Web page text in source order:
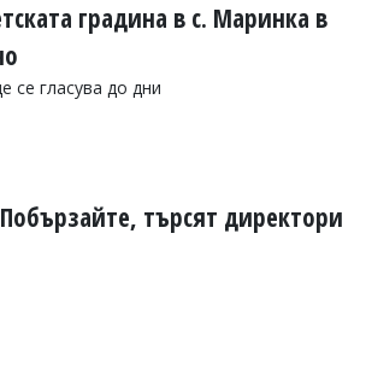
градина в с. Маринка в
гласува до дни
търсят директори